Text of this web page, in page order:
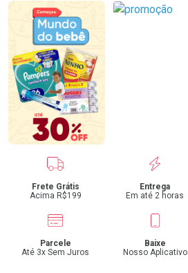
Benefícios
Frete Grátis
Acima R$199
Entrega
Em até 2 horas
Parcele
Até 3x Sem Juros
Baixe
Nosso Aplicativo